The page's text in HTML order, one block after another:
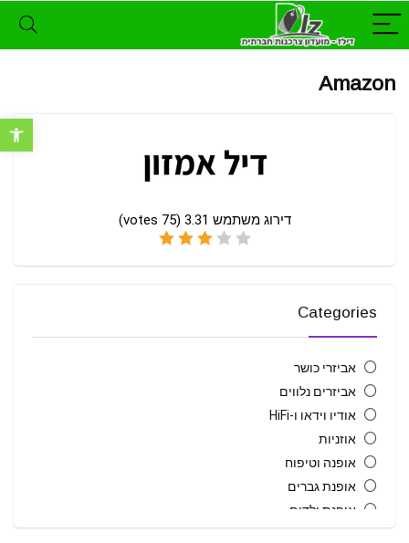
פתח
Amazon
דירוג משתמש 3.31
(
75
Categories
אביזרי כושר
אביזרים נלווים
אודיו וידאו ו-HiFi
אוזניות
אופנה וטיפוח
אופנת גברים
אופנת ילדים